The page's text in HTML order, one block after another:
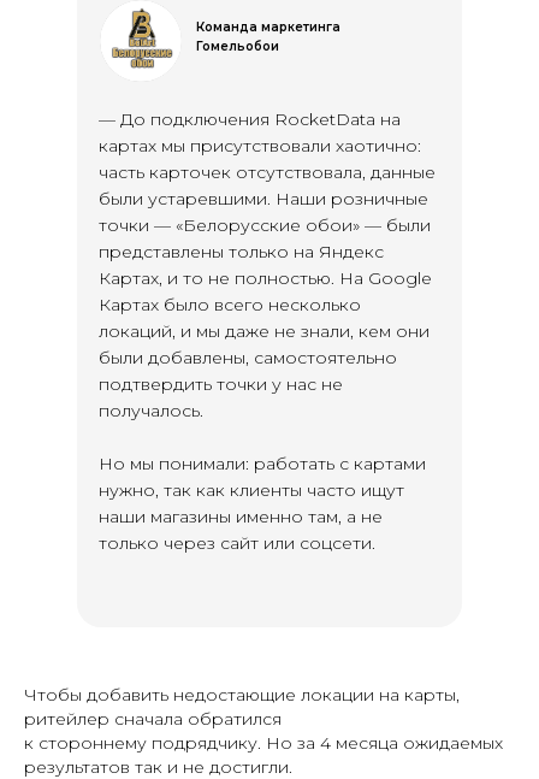
— До подключения RocketData на
картах мы присутствовали хаотично:
часть карточек отсутствовала, данные
были устаревшими. Наши розничные
точки — «Белорусские обои» — были
представлены только на Яндекс
Картах, и то не полностью. На Google
Картах было всего несколько
локаций, и мы даже не знали, кем они
были добавлены, самостоятельно
подтвердить точки у нас не
получалось.
Но мы понимали: работать с картами
нужно, так как клиенты часто ищут
наши магазины именно там, а не
только через сайт или соцсети.
Команда маркетинга
Гомельобои
Чтобы добавить недостающие локации на карты,
ритейлер сначала обратился
к стороннему подрядчику. Но за 4 месяца ожидаемых
результатов так и не достигли.